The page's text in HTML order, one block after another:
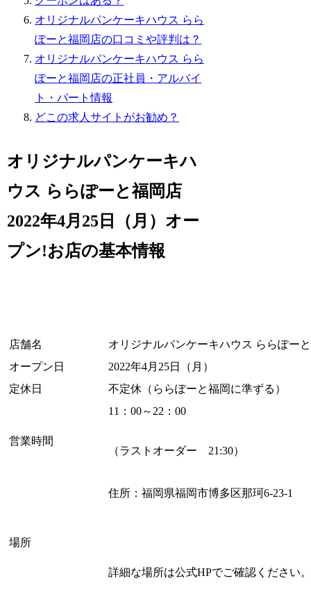
オリジナルパンケーキハウス らら
ぽーと福岡店の口コミや評判は？
オリジナルパンケーキハウス らら
ぽーと福岡店の正社員・アルバイ
ト・パート情報
どこの求人サイトがお勧め？
オリジナルパンケーキハ
ウス ららぽーと福岡店
2022年4月25日（月）オー
プン!お店の基本情報
店舗名
オリジナルパンケーキハウス ららぽー
オープン日
2022年4月25日（月）
定休日
不定休（ららぽーと福岡に準ずる）
営業時間
11：00～22：00
（ラストオーダー 21:30）
場所
住所：福岡県福岡市博多区那珂6-23-1
詳細な場所は公式HPでご確認ください